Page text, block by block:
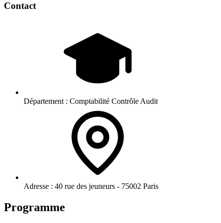
Contact
Département : Comptabilité Contrôle Audit
Adresse : 40 rue des jeuneurs - 75002 Paris
Programme